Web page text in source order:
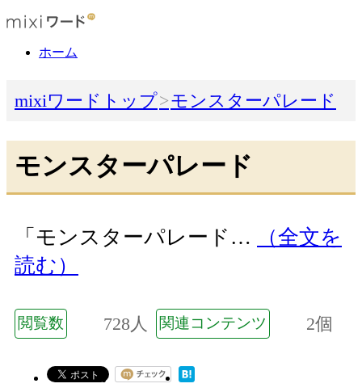
ホーム
mixiワードトップ モンスターパレード
モンスターパレード
「モンスターパレード…
（全文を
読む）
閲覧数 728人 関連コンテンツ 2個